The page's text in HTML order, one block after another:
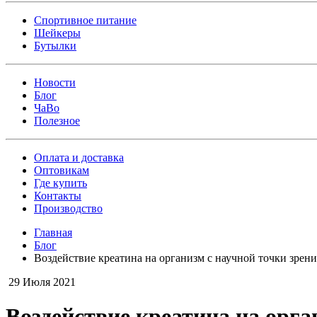
Спортивное питание
Шейкеры
Бутылки
Новости
Блог
ЧаВо
Полезное
Оплата и доставка
Оптовикам
Где купить
Контакты
Производство
Главная
Блог
Воздействие креатина на организм с научной точки
29 Июля 2021